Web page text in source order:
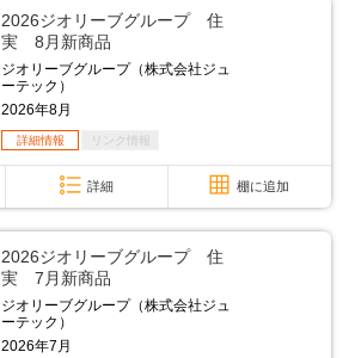
2026ジオリーブグループ 住
実 8月新商品
ジオリーブグループ（株式会社ジュ
ーテック）
2026年8月
詳細情報 リンク情報
詳細 棚に追加
2026ジオリーブグループ 住
実 7月新商品
ジオリーブグループ（株式会社ジュ
ーテック）
2026年7月